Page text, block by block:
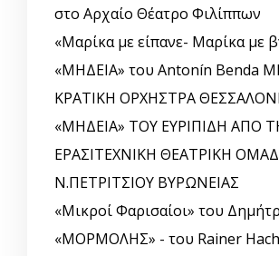
στο Αρχαίο Θέατρο Φιλίππων
«Μαρίκα με είπανε- Μαρίκα με
«ΜΗΔΕΙΑ» του Antonín Benda
ΚΡΑΤΙΚΗ ΟΡΧΗΣΤΡΑ
«ΜΗΔΕΙΑ» ΤΟΥ ΕΥΡΙΠΙΔΗ ΑΠΟ
ΕΡΑΣΙΤΕΧΝΙΚΗ ΘΕΑΤΡΙΚΗ
Ν.ΠΕΤΡΙΤΣΙΟΥ ΒΥΡΩΝΕΙΑΣ
«Μικροί Φαρισαίοι» του
«ΜΟΡΜΟΛΗΣ» - του Rainer